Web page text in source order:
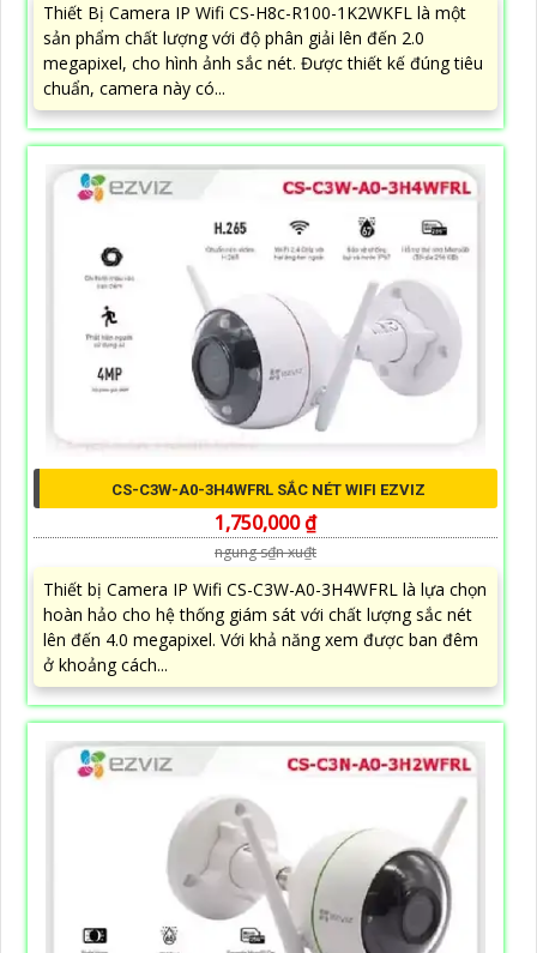
Thiết Bị Camera IP Wifi CS-H8c-R100-1K2WKFL là một
sản phẩm chất lượng với độ phân giải lên đến 2.0
megapixel, cho hình ảnh sắc nét. Được thiết kế đúng tiêu
chuẩn, camera này có...
CS-C3W-A0-3H4WFRL SẮC NÉT WIFI EZVIZ
1,750,000 ₫
ngung s₫n xu₫t
Thiết bị Camera IP Wifi CS-C3W-A0-3H4WFRL là lựa chọn
hoàn hảo cho hệ thống giám sát với chất lượng sắc nét
lên đến 4.0 megapixel. Với khả năng xem được ban đêm
ở khoảng cách...